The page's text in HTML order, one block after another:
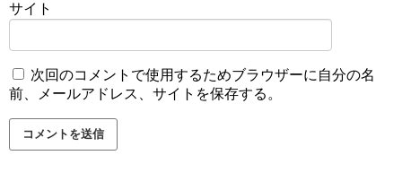
サイト
次回のコメントで使用するためブラウザーに自分の名
前、メールアドレス、サイトを保存する。